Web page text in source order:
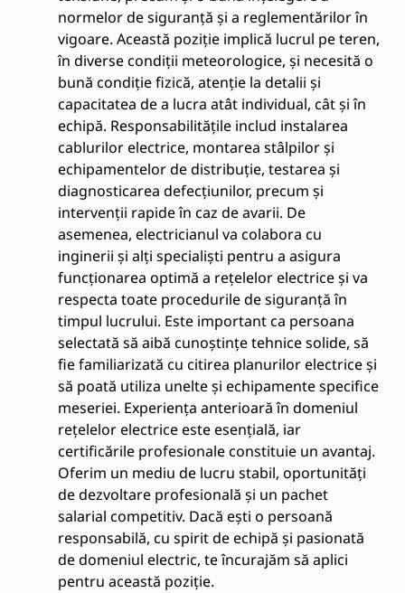
normelor de siguranță și a reglementărilor în
vigoare. Această poziție implică lucrul pe teren,
în diverse condiții meteorologice, și necesită o
bună condiție fizică, atenție la detalii și
capacitatea de a lucra atât individual, cât și în
echipă. Responsabilitățile includ instalarea
cablurilor electrice, montarea stâlpilor și
echipamentelor de distribuție, testarea și
diagnosticarea defecțiunilor, precum și
intervenții rapide în caz de avarii. De
asemenea, electricianul va colabora cu
inginerii și alți specialiști pentru a asigura
funcționarea optimă a rețelelor electrice și va
respecta toate procedurile de siguranță în
timpul lucrului. Este important ca persoana
selectată să aibă cunoștințe tehnice solide, să
fie familiarizată cu citirea planurilor electrice și
să poată utiliza unelte și echipamente specifice
meseriei. Experiența anterioară în domeniul
rețelelor electrice este esențială, iar
certificările profesionale constituie un avantaj.
Oferim un mediu de lucru stabil, oportunități
de dezvoltare profesională și un pachet
salarial competitiv. Dacă ești o persoană
responsabilă, cu spirit de echipă și pasionată
de domeniul electric, te încurajăm să aplici
pentru această poziție.